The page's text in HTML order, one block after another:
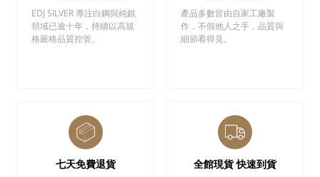
EDJ SILVER 專注白鋼與純銀
領域已逾十年，持續以高規
格嚴格品質控管。
產品多數皆由自家工廠製
作，不假他人之手，品質與
細節看得見。
七天免費退貨 全館現貨 快速到貨